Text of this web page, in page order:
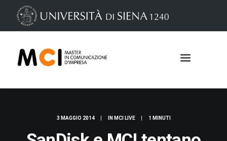
3 MAGGIO 2014 IN MCI LIVE 1 MINUTI